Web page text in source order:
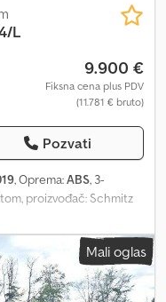
L
9.900 €
Fiksna cena plus PDV
(11.781 € bruto)
Pozvati
, Oprema:ABS, 3-
proizvođač: Schmitz
cerada, klizna
elektronski nosač
tereta, aluminijumske
Ai Rea
Mali oglas